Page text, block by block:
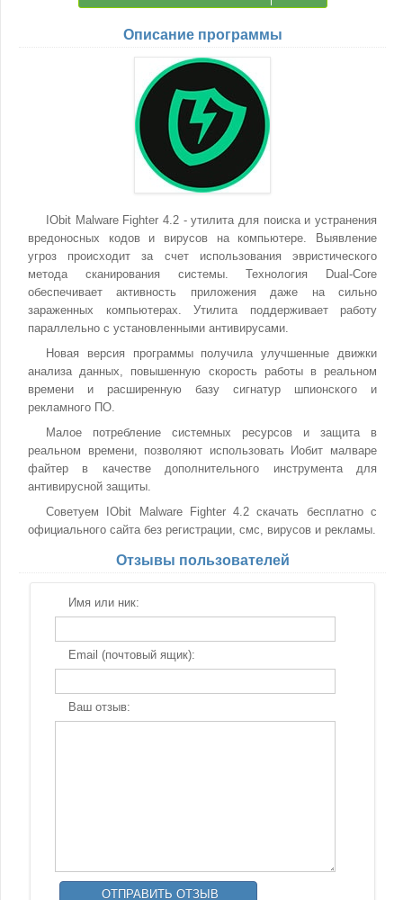
Описание программы
IObit Malware Fighter 4.2 - утилита для поиска и устранения
вредоносных кодов и вирусов на компьютере. Выявление
угроз происходит за счет использования эвристического
метода сканирования системы. Технология Dual-Core
обеспечивает активность приложения даже на сильно
зараженных компьютерах. Утилита поддерживает работу
параллельно с установленными антивирусами.
Новая версия программы получила улучшенные движки
анализа данных, повышенную скорость работы в реальном
времени и расширенную базу сигнатур шпионского и
рекламного ПО.
Малое потребление системных ресурсов и защита в
реальном времени, позволяют использовать Иобит малваре
файтер в качестве дополнительного инструмента для
антивирусной защиты.
Советуем IObit Malware Fighter 4.2 скачать бесплатно с
официального сайта без регистрации, смс, вирусов и рекламы.
Отзывы пользователей
Имя или ник:
Email (почтовый ящик):
Ваш отзыв: